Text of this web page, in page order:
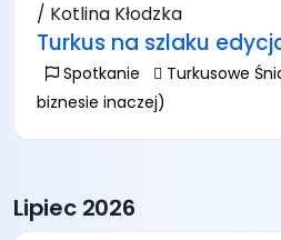
/ Kotlina Kłodzka
Turkus na szlaku
Spotkanie
Turkusowe
biznesie inaczej)
Lipiec 2026